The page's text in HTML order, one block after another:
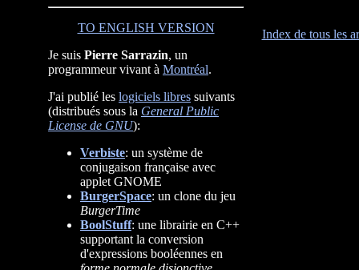
TO ENGLISH VERSION
Je suis Pierre Sarrazin, un
programmeur vivant à Montréal.
J'ai publié les logiciels libres suivants
(distribués sous la General Public
License de GNU):
Verbiste: un système de
conjugaison française avec
applet GNOME
BurgerSpace: un clone du jeu
BurgerTime
BoolStuff: une librairie en C++
supportant la conversion
d'expressions booléennes en
Index de tous les